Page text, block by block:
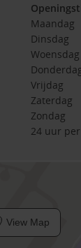
Maandag
Dinsdag
Woensdag
Vrijdag
Zaterdag
Zondag
24 uur
View Map